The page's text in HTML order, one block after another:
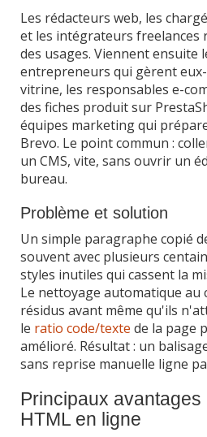
Les rédacteurs web, les
et les intégrateurs
des usages. Viennent ensuite
entrepreneurs qui gèrent
vitrine, les responsables e-
des fiches produit sur
équipes marketing qui
Brevo. Le point commun :
un CMS, vite, sans ouvrir un
bureau.
Problème et solution
Un simple paragraphe copié
souvent avec plusieurs
styles inutiles qui cassent la
Le nettoyage automatique au
résidus avant même qu'ils
le ratio code/texte de la page
amélioré. Résultat : un
sans reprise manuelle ligne
Principaux avantages
HTML en ligne